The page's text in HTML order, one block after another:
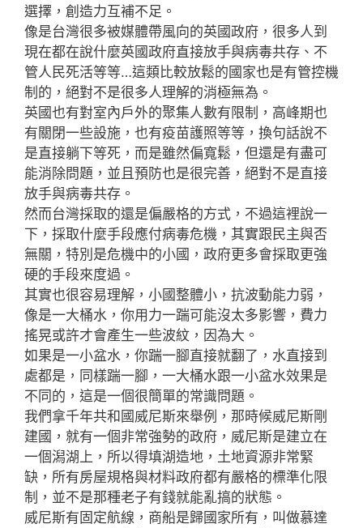
選擇，創造力互補不足。
像是台灣很多被媒體帶風向的英國政府，很多人到
現在都在說什麼英國政府直接放手與病毒共存、不
管人民死活等等…這類比較放鬆的國家也是有管控機
制的，絕對不是很多人理解的消極無為。
英國也有對室內戶外的聚集人數有限制，高峰期也
有關閉一些設施，也有疫苗護照等等，換句話說不
是直接躺下等死，而是雖然偏寬鬆，但還是有盡可
能消除問題，並且預防也是很完善，絕對不是直接
放手與病毒共存。
然而台灣採取的還是偏嚴格的方式，不過這裡說一
下，採取什麼手段應付病毒危機，其實跟民主與否
無關，特別是危機中的小國，政府更多會採取更強
硬的手段來度過。
其實也很容易理解，小國整體小，抗波動能力弱，
像是一大桶水，你用力一踹可能沒太多影響，費力
搖晃或許才會產生一些波紋，因為大。
如果是一小盆水，你踹一腳直接就翻了，水直接到
處都是，同樣踹一腳，一大桶水跟一小盆水效果是
不同的，這是一個很簡單的常識問題。
我們拿千年共和國威尼斯來舉例，那時候威尼斯剛
建國，就有一個非常強勢的政府，威尼斯是建立在
一個潟湖上，所以得填湖造地，土地資源非常緊
缺，所有房屋規格與材料政府都有嚴格的標準化限
制，並不是那種老子有錢就能亂搞的狀態。
威尼斯有固定航線，商船是歸國家所有，叫做慕達